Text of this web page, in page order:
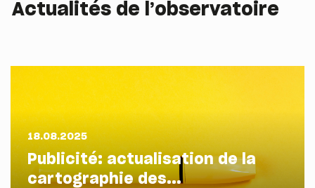
Actualités de l’observatoire
18.08.2025
Publicité: actualisation de la
cartographie des...